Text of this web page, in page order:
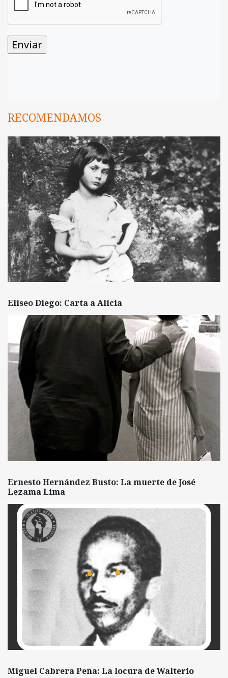
RECOMENDAMOS
Eliseo Diego: Carta a Alicia
Ernesto Hernández Busto: La muerte de José
Lezama Lima
Miguel Cabrera Peña: La locura de Walterio